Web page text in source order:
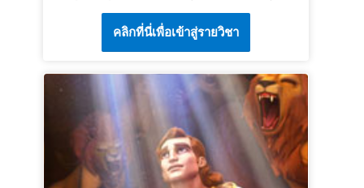
Adevăr biblic: Voi asculta de poruncile lui
Dumnezeu chiar și când lumea spune că nu
Verset | Sari ca mingea Să iubiţi pe Domnul
Dumnezeul vostru, să umblaţi în toate căile
Lui, să ţineţi poruncile Lui, să vă alipiţi de El şi
să-I slujiţi din toată inima voastră şi din tot
sufletul vostru.” Iosua 22:5b (VDC)
duce pe Cristi, Oana și Memo să-l întâlnească
pe David în dealurile din Betleemul antic. Fii
martor cum Goliat- un războinic de temut care
Îl batjocorește pe Dumnezeu-nu se compară
cu credința unui păstoraș. Copiii învață că
puteți învinge orice teamă încredându-vă în
Domnul! * Asigurați-vă că previzualizați
videoclipul poveștii biblice pentru acest curs,
deoarece unele imagini pot fi prea intense
คลิกที่นี่เพื่อเข้าสู่รายวิชา